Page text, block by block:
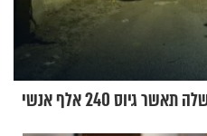
על רקע החשש מהסלמה: הממשלה תאשר גיוס 240 אלף אנשי